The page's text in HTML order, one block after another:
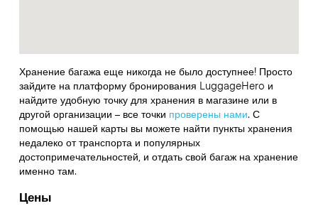
Хранение багажа еще никогда не было доступнее! Просто
зайдите на платформу бронирования LuggageHero и
найдите удобную точку для хранения в магазине или в
другой организации – все точки проверены нами. С
помощью нашей карты вы можете найти пункты хранения
недалеко от транспорта и популярных
достопримечательностей, и отдать свой багаж на хранение
именно там.
Цены